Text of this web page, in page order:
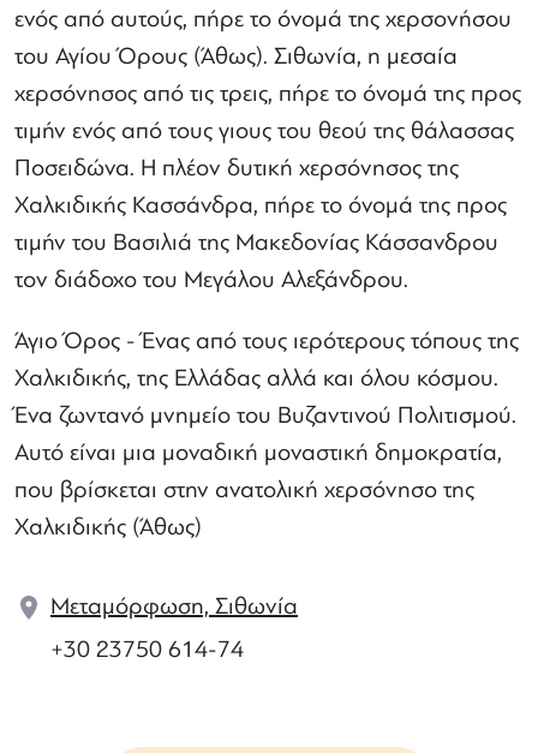
ενός από αυτούς, πήρε το όνομά της χερσονήσου
του Αγίου Όρους (Άθως). Σιθωνία, η μεσαία
χερσόνησος από τις τρεις, πήρε το όνομά της προς
τιμήν ενός από τους γιους του θεού της θάλασσας
Ποσειδώνα. Η πλέον δυτική χερσόνησος της
Χαλκιδικής Κασσάνδρα, πήρε το όνομά της προς
τιμήν του Βασιλιά της Μακεδονίας Κάσσανδρου
τον διάδοχο του Μεγάλου Αλεξάνδρου.
Άγιο Όρος - Ένας από τους ιερότερους τόπους της
Χαλκιδικής, της Ελλάδας αλλά και όλου κόσμου.
Ένα ζωντανό μνημείο του Βυζαντινού Πολιτισμού.
Αυτό είναι μια μοναδική μοναστική δημοκρατία,
που βρίσκεται στην ανατολική χερσόνησο της
Χαλκιδικής (Άθως)
Μεταμόρφωση, Σιθωνία
+30 23750 614-74